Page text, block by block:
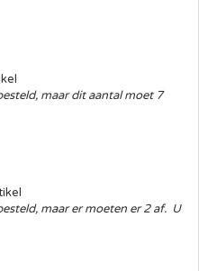
maar dit aantal moet 7
maar er moeten er 2 af. U